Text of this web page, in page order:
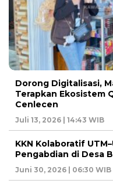
Dorong Digitalisasi,
Terapkan Ekosistem
Cenlecen
Juli 13, 2026 | 14:43 WIB
KKN Kolaboratif
Pengabdian di Desa
Juni 30, 2026 | 06:30 WIB